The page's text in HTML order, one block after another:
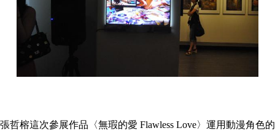
張哲榕這次參展作品〈無瑕的愛 Flawless Love〉運用動漫角色的